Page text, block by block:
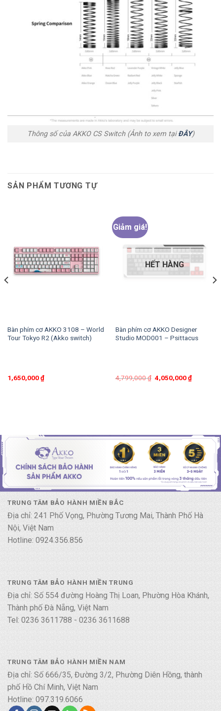
Thông số của AKKO CS Switch (Ảnh to xem tạiĐÂY)
SẢN PHẨM TƯƠNG TỰ
Bàn phím cơ AKKO 3108 – World
Tour Tokyo R2 (Akko switch)
1,650,000₫
Giảm giá!
HẾT HÀNG
Bàn phím cơ AKKO Designer
Studio MOD001 – Psittacus
4,799,000₫ 4,050,000₫
TRUNG TÂM BẢO HÀNH MIỀN BẮC
Địa chỉ: 241 Phố Vọng, Phường Tương Mai, Thành Phố Hà
Nội, Việt Nam
Hotline: 0924.356.856
TRUNG TÂM BẢO HÀNH MIỀN TRUNG
Địa chỉ: Số 554 đường Hoàng Thị Loan, Phường Hòa Khánh,
Thành phố Đà Nẵng, Việt Nam
Tel: 0236 3611788 - 0236 3611688
TRUNG TÂM BẢO HÀNH MIỀN NAM
Địa chỉ: Số 666/35, Đường 3/2, Phường Diên Hồng, thành
phố Hồ Chí Minh, Việt Nam
Hotline: 097.319.6066